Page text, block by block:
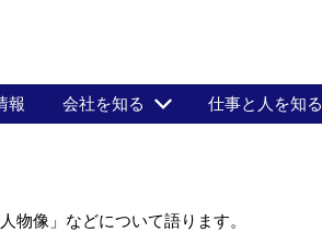
報 会社を知る 仕事と人を知る
物像」などについて語ります。